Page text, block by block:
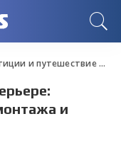
и путешествие>
и